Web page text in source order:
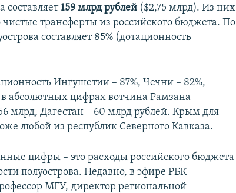
159 млрд рублей ($2,75 млрд). Из них
чистые трансферты из российского бюджета. По
составляет 85% (дотационность
Ингушетии – 87%, Чечни – 82%,
в абсолютных цифрах вотчина Рамзана
млрд, Дагестан – 60 млрд рублей. Крым для
любой из республик Северного Кавказа.
цифры – это расходы российского бюджета
полуострова. Недавно, в эфире РБК
МГУ, директор региональной